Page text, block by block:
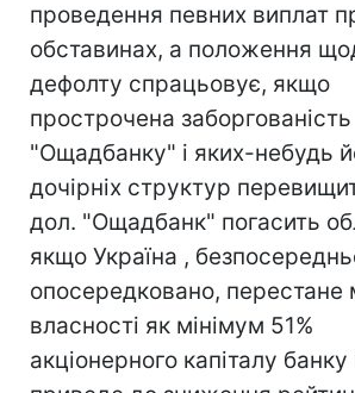
проведення певних виплат
обставинах, а положення
дефолту спрацьовує, якщо
прострочена заборгованість
"Ощадбанку" і яких-небудь
дочірніх структур
дол. "Ощадбанк" погасить
якщо Україна ,
опосередковано, перестане
власності як мінімум 51%
акціонерного капіталу